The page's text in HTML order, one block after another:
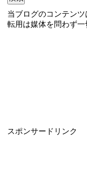
当ブログのコンテン
転用は媒体を問わず一
スポンサードリンク